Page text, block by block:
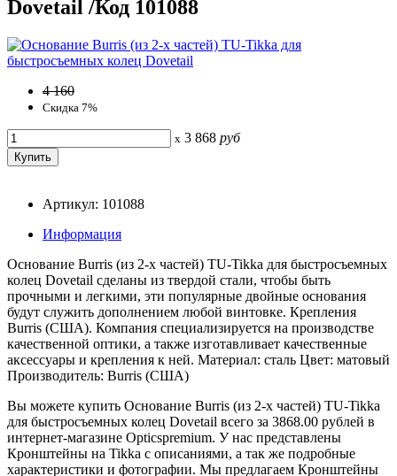
Dovetail /Код 101088
4 160
Скидка 7%
x 3 868 руб
Артикул: 101088
Информация
Основание Burris (из 2-х частей) TU-Tikka для быстросъемных
колец Dovetail cделаны из твердой стали, чтобы быть
прочными и легкими, эти популярные двойные основания
будут служить дополнением любой винтовке. Крепления
Burris (США). Компания специализируется на производстве
качественной оптики, а также изготавливает качественные
аксессуары и крепления к ней. Материал: сталь Цвет: матовый
Производитель: Burris (США)
Вы можете купить Основание Burris (из 2-х частей) TU-Tikka
для быстросъемных колец Dovetail всего за 3868.00 рублей в
интернет-магазине Opticspremium. У нас представлены
Кронштейны на Tikka с описаниями, а так же подробные
характеристики и фотографии. Мы предлагаем Кронштейны